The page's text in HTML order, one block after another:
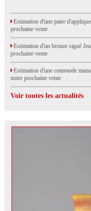
Estimation d'une paire
prochaine vente
Estimation d'un bronze signé
prochaine vente
Estimation d'une commode
notre prochaine vente
Voir toutes les actualités